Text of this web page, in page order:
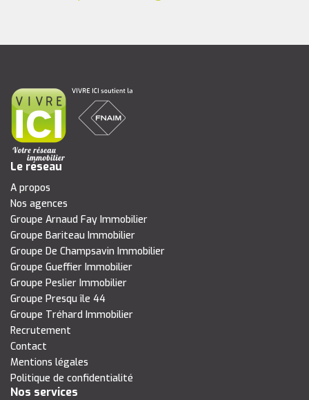
Le réseau
A propos
Nos agences
Groupe Arnaud Fay Immobilier
Groupe Bariteau Immobilier
Groupe De Champsavin Immobilier
Groupe Gueffier Immobilier
Groupe Peslier Immobilier
Groupe Presqu île 44
Groupe Tréhard Immobilier
Recrutement
Contact
Mentions légales
Politique de confidentialité
Nos services